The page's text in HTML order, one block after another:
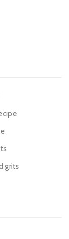
grits